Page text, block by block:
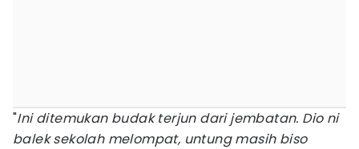
"Ini ditemukan budak terjun dari jembatan. Dio ni
balek sekolah melompat, untung masih biso